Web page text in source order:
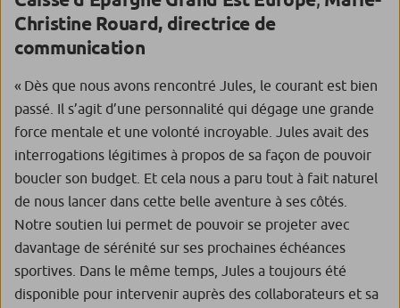
Christine Rouard, directrice de
communication
« Dès que nous avons rencontré Jules, le courant est bien
passé. Il s’agit d’une personnalité qui dégage une grande
force mentale et une volonté incroyable. Jules avait des
interrogations légitimes à propos de sa façon de pouvoir
boucler son budget. Et cela nous a paru tout à fait naturel
de nous lancer dans cette belle aventure à ses côtés.
Notre soutien lui permet de pouvoir se projeter avec
davantage de sérénité sur ses prochaines échéances
sportives. Dans le même temps, Jules a toujours été
disponible pour intervenir auprès des collaborateurs et sa